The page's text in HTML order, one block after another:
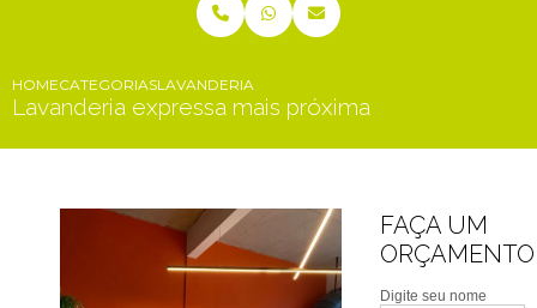
HOMECATEGORIASLAVANDERIA EXPRESSA MAIS PRÓXIMA
Lavanderia expressa mais próxima
FAÇA UM
ORÇAMENTO
Digite seu nome